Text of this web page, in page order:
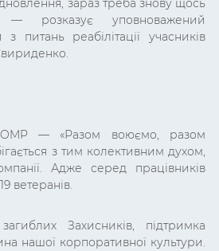
зараз треба знову щось
— розказує уповноважений
питань реабілітації учасників
— «Разом воюємо, разом
з тим колективним духом,
Адже серед працівників
ветеранів.
Захисників, підтримка
нашої корпоративної культури.